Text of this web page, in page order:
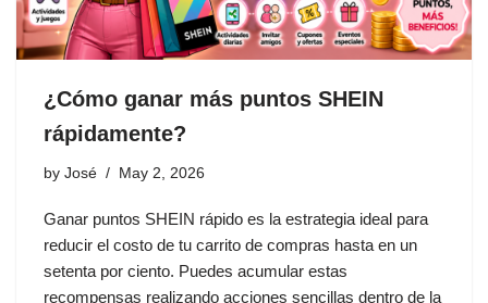
¿Cómo ganar más puntos SHEIN
rápidamente?
by José May 2, 2026
Ganar puntos SHEIN rápido es la estrategia ideal para
reducir el costo de tu carrito de compras hasta en un
setenta por ciento. Puedes acumular estas
recompensas realizando acciones sencillas dentro de la